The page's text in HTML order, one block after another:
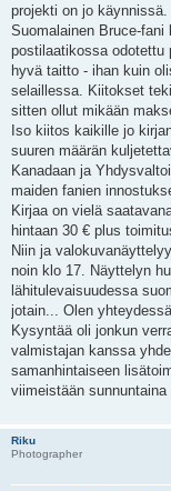
projekti on jo käynnissä.
Suomalainen Bruce-fani
postilaatikossa odotettu
hyvä taitto - ihan kuin
selaillessa. Kiitokset
sitten ollut mikään
Iso kiitos kaikille jo
suuren määrän
Kanadaan ja
maiden fanien
Kirjaa on vielä
hintaan 30 € plus
Niin ja
noin klo 17. Näyttelyn
lähitulevaisuudessa
jotain... Olen
Kysyntää oli jonkun
valmistajan kanssa
samanhintaiseen
viimeistään
Riku
Photographer